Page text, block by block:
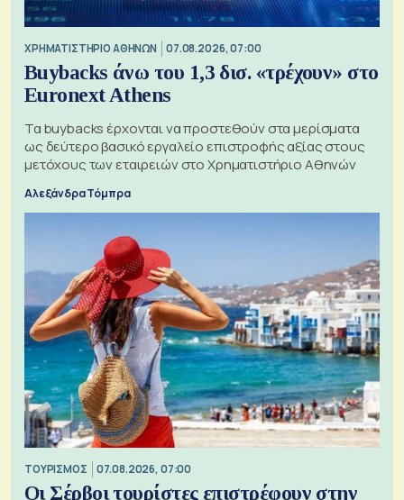
XΡΗΜΑΤΙΣΤΗΡΙΟ ΑΘΗΝΩΝ 07.08.2026, 07:00
Buybacks άνω του 1,3 δισ. «τρέχουν» στο
Euronext Athens
Τα buybacks έρχονται να προστεθούν στα μερίσματα
ως δεύτερο βασικό εργαλείο επιστροφής αξίας στους
μετόχους των εταιρειών στο Χρηματιστήριο Αθηνών
Αλεξάνδρα Τόμπρα
ΤΟΥΡΙΣΜΟΣ 07.08.2026, 07:00
Οι Σέρβοι τουρίστες επιστρέφουν στην